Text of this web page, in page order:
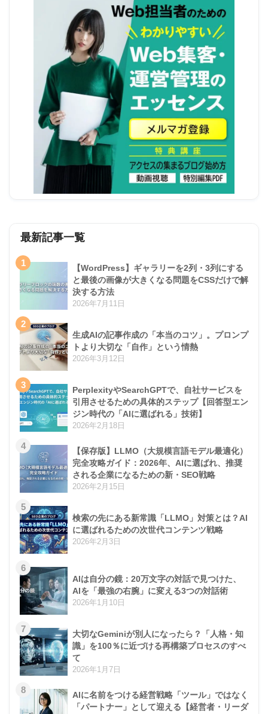
最新記事一覧
1
【WordPress】ギャラリーを2列・3列にする
と最後の画像が大きくなる問題をCSSだけで解
決する方法
2026年7月11日
2
生成AIの記事作成の「本当のコツ」。プロンプ
トより大切な「自作」という情熱
2026年3月12日
3
PerplexityやSearchGPTで、自社サービスを
引用させるための具体的ステップ【回答型エン
ジン時代の「AIに選ばれる」技術】
2026年2月18日
4
【保存版】LLMO（大規模言語モデル最適化）
完全攻略ガイド：2026年、AIに選ばれ、推奨
される企業になるための新・SEO戦略
2026年2月15日
5
検索の先にある新常識「LLMO」対策とは？AI
に選ばれるための次世代コンテンツ戦略
2026年2月3日
6
AIは自分の鏡：20万文字の対話で見つけた、
AIを「最強の右腕」に変える3つの対話術
2026年1月10日
7
大切なGeminiが別人になったら？「人格・知
識」を100％に近づける再構築プロセスのすべ
て
2026年1月7日
8
AIに名前をつける経営戦略「ツール」ではなく
「パートナー」として迎える【経営者・リーダ